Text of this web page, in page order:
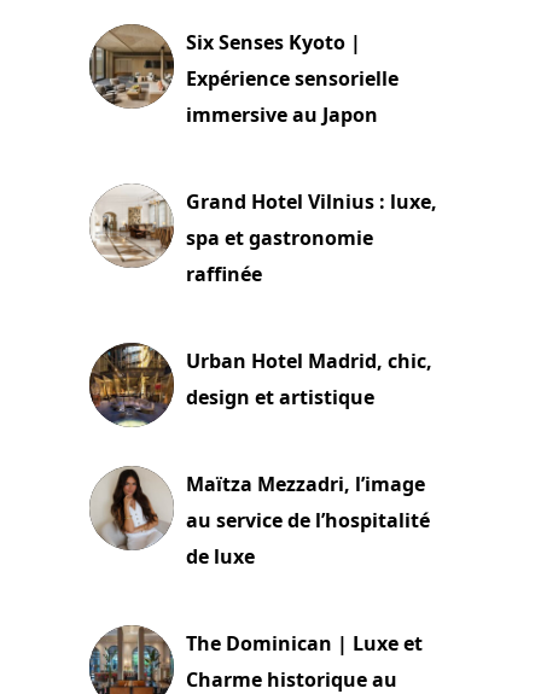
Six Senses Kyoto |
Expérience sensorielle
immersive au Japon
Grand Hotel Vilnius : luxe,
spa et gastronomie
raffinée
Urban Hotel Madrid, chic,
design et artistique
Maïtza Mezzadri, l’image
au service de l’hospitalité
de luxe
The Dominican | Luxe et
Charme historique au